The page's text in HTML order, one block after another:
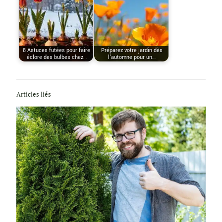
8 Astuces futées pour faire
éclore des bulbes chez…
Préparez votre jardin dès
l'automne pour un…
Articles liés